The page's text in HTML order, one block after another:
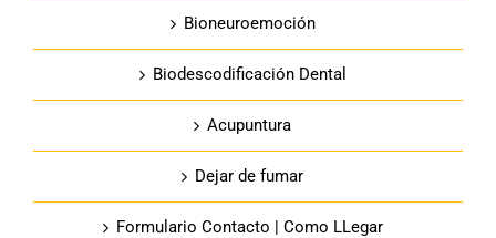
Bioneuroemoción
Biodescodificación Dental
Acupuntura
Dejar de fumar
Formulario Contacto | Como LLegar